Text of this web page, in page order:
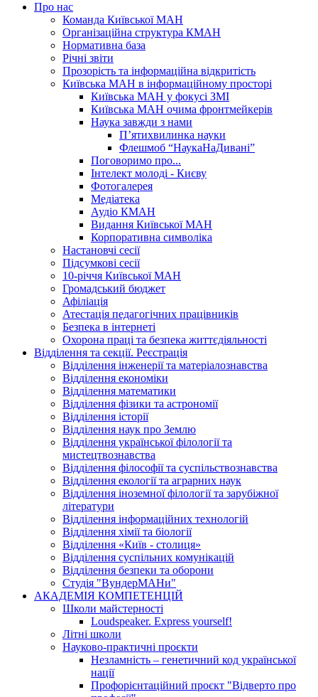
Про нас
Команда Київської МАН
Організаційна структура КМАН
Нормативна база
Річні звіти
Прозорість та інформаційна відкритість
Київська МАН в інформаційному просторі
Київська МАН у фокусі ЗМІ
Київська МАН очима фронтмейкерів
Наука завжди з нами
П’ятихвилинка науки
Флешмоб “НаукаНаДивані”
Поговоримо про...
Інтелект молоді - Києву
Фотогалерея
Медіатека
Аудіо КМАН
Видання Київської МАН
Корпоративна символіка
Настановчі сесії
Підсумкові сесії
10-річчя Київської МАН
Громадський бюджет
Афіліація
Атестація педагогічних працівників
Безпека в інтернеті
Охорона праці та безпека життєдіяльності
Відділення та секції. Реєстрація
Відділення інженерії та матеріалознавства
Відділення економіки
Відділення математики
Відділення фізики та астрономії
Відділення історії
Відділення наук про Землю
Відділення української філології та
мистецтвознавства
Відділення філософії та суспільствознавства
Відділення екології та аграрних наук
Відділення іноземної філології та зарубіжної
літератури
Відділення інформаційних технологій
Відділення хімії та біології
Відділення «Київ - столиця»
Відділення суспільних комунікацій
Відділення безпеки та оборони
Студія "ВундерМАНи"
АКАДЕМІЯ КОМПЕТЕНЦІЙ
Школи майстерності
Loudspeaker. Express yourself!
Літні школи
Науково-практичні проєкти
Незламність – генетичний код української
нації
Профорієнтаційний проєкт "Відверто про